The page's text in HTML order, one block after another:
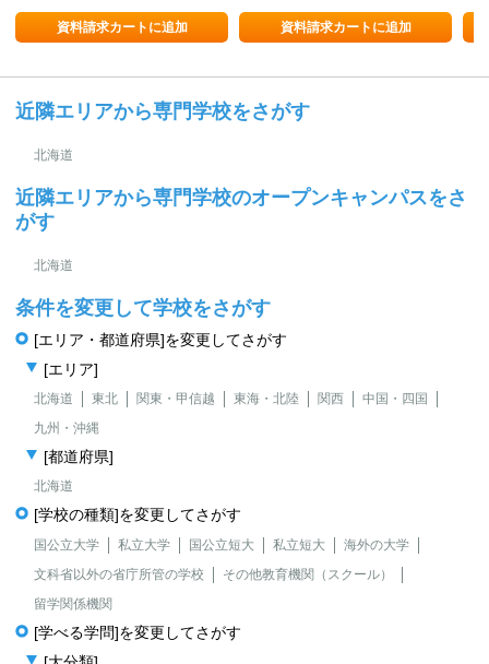
資料請求カートに追加 資料請求カートに追加
近隣エリアから専門学校をさがす
北海道
近隣エリアから専門学校のオープンキャンパスをさ
がす
北海道
条件を変更して学校をさがす
[エリア・都道府県]を変更してさがす
[エリア]
北海道 東北 関東・甲信越 東海・北陸 関西
中国・四国
九州・沖縄
[都道府県]
北海道
[学校の種類]を変更してさがす
国公立大学 私立大学 国公立短大 私立短大
海外の大学
文科省以外の省庁所管の学校
その他教育機関（スクール）
留学関係機関
[学べる学問]を変更してさがす